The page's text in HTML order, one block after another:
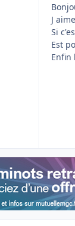
J
Si
Est
Enfin